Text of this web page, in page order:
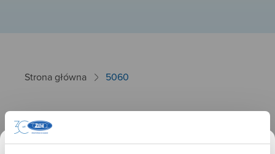
Strona główna 5060
5060
26.09.2024